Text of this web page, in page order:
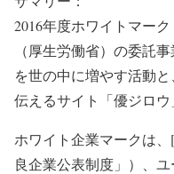
2016年度ホワイトマー
（厚生労働省）の委託
を世の中に増やす活動
伝えるサイト「優ジロウ
ホワイト企業マークは
良企業公表制度」）、